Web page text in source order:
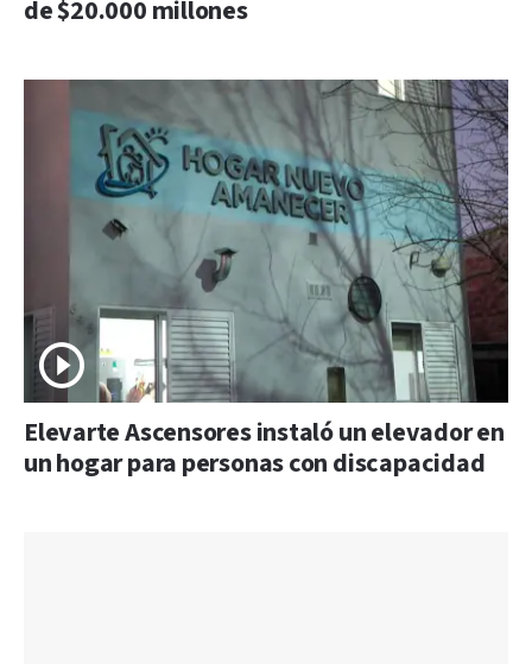
de $20.000 millones
Elevarte Ascensores instaló un elevador en
un hogar para personas con discapacidad